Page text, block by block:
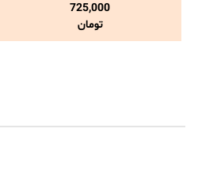
725,000
تومان